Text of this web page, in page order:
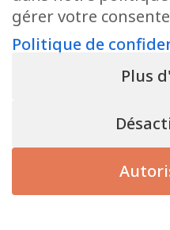
gérer votre
Politique de
Plus